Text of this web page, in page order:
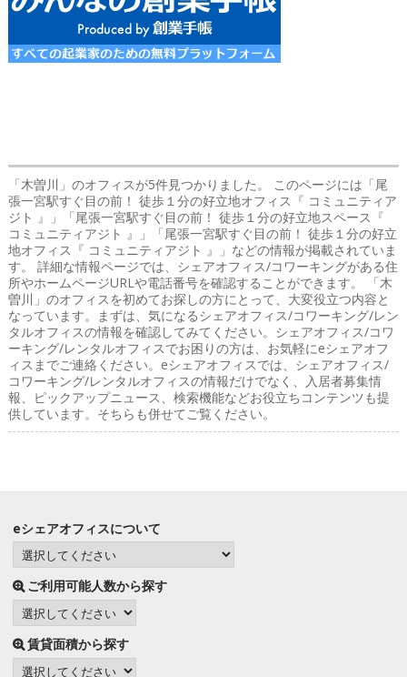
「木曽川」のオフィスが5件見つかりました。 このページには「尾
張一宮駅すぐ目の前！ 徒歩１分の好立地オフィス『 コミュニティア
ジト 』」「尾張一宮駅すぐ目の前！ 徒歩１分の好立地スペース『
コミュニティアジト 』」「尾張一宮駅すぐ目の前！ 徒歩１分の好立
地オフィス『 コミュニティアジト 』」などの情報が掲載されていま
す。 詳細な情報ページでは、シェアオフィス/コワーキングがある住
所やホームページURLや電話番号を確認することができます。 「木
曽川」のオフィスを初めてお探しの方にとって、大変役立つ内容と
なっています。まずは、気になるシェアオフィス/コワーキング/レン
タルオフィスの情報を確認してみてください。シェアオフィス/コワ
ーキング/レンタルオフィスでお困りの方は、お気軽にeシェアオフ
ィスまでご連絡ください。eシェアオフィスでは、シェアオフィス/
コワーキング/レンタルオフィスの情報だけでなく、入居者募集情
報、ピックアップニュース、検索機能などお役立ちコンテンツも提
供しています。そちらも併せてご覧ください。
eシェアオフィスについて
ご利用可能人数から探す
賃貸面積から探す